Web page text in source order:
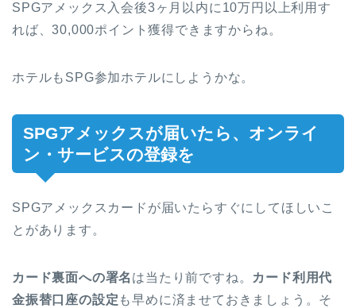
SPGアメックス入会後3ヶ月以内に10万円以上利用す
れば、30,000ポイント獲得できますからね。
ホテルもSPG参加ホテルにしようかな。
SPGアメックスが届いたら、オンライ
ン・サービスの登録を
SPGアメックスカードが届いたらすぐにしてほしいこ
とがあります。
カード裏面への署名 は当たり前ですね。 カード利用代
金振替口座の設定 も早めに済ませておきましょう。そ